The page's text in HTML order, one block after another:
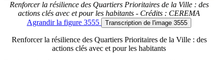
Renforcer la résilience des Quartiers Prioritaires de la Ville : des
actions clés avec et pour les habitants - Crédits : CEREMA
Agrandirla figure 3555 Transcription de l'image 3555
Renforcer la résilience des Quartiers Prioritaires de la Ville : des
actions clés avec et pour les habitants